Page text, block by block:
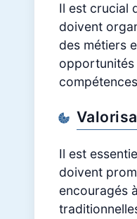
Il est crucial
doivent
des métiers
opportunités
Il est
doivent
encouragés